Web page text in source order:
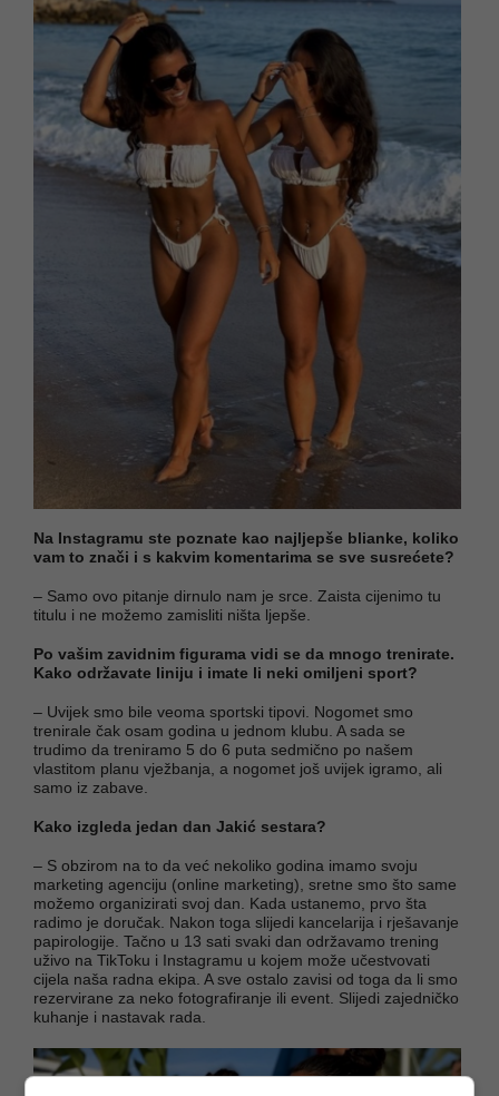
Na Instagramu ste poznate kao najljepše blianke, koliko
vam to znači i s kakvim komentarima se sve susrećete?
– Samo ovo pitanje dirnulo nam je srce. Zaista cijenimo tu
titulu i ne možemo zamisliti ništa ljepše.
Po vašim zavidnim figurama vidi se da mnogo trenirate.
Kako održavate liniju i imate li neki omiljeni sport?
– Uvijek smo bile veoma sportski tipovi. Nogomet smo
trenirale čak osam godina u jednom klubu. A sada se
trudimo da treniramo 5 do 6 puta sedmično po našem
vlastitom planu vježbanja, a nogomet još uvijek igramo, ali
samo iz zabave.
Kako izgleda jedan dan Jakić sestara?
– S obzirom na to da već nekoliko godina imamo svoju
marketing agenciju (online marketing), sretne smo što same
možemo organizirati svoj dan. Kada ustanemo, prvo šta
radimo je doručak. Nakon toga slijedi kancelarija i rješavanje
papirologije. Tačno u 13 sati svaki dan održavamo trening
uživo na TikToku i Instagramu u kojem može učestvovati
cijela naša radna ekipa. A sve ostalo zavisi od toga da li smo
rezervirane za neko fotografiranje ili event. Slijedi zajedničko
kuhanje i nastavak rada.